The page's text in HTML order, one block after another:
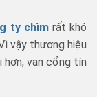
ty chìm rất khó
vậy thương hiệu
van cổng tín